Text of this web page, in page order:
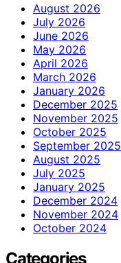
August 2026
July 2026
June 2026
May 2026
April 2026
March 2026
January 2026
December 2025
November 2025
October 2025
September 2025
August 2025
July 2025
January 2025
December 2024
November 2024
October 2024
Categories